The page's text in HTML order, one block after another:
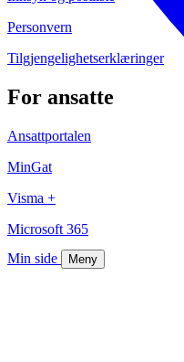
Min side Meny
Personvern
Tilgjengelighetserklæringer
For ansatte
Ansattportalen
MinGat
Visma +
Microsoft 365